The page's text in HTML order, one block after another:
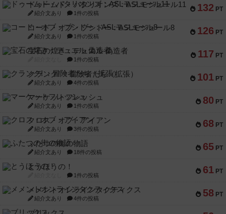
132 PT
ドゥームド・バタリオンズ：ASLモジュール11
紹介文あり 1件の投稿
126 PT
コード・オブ・ブシドー：ASLモジュール8
紹介文あり 1件の投稿
117 PT
宝石の煌き：デュエル 偽造者
1件の投稿
101 PT
クランク! ：冒険者たち（拡張）
紹介文あり 4件の投稿
80 PT
マーケットフレッシュ
紹介文あり 1件の投稿
68 PT
クロス・オブ・アイアン
紹介文あり 3件の投稿
65 PT
ふたつの街の物語
紹介文あり 18件の投稿
61 PT
とうほうの！
1件の投稿
58 PT
メメントオンラインタクティクス
紹介文あり 4件の投稿